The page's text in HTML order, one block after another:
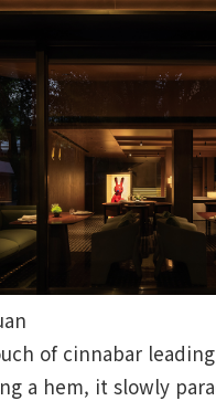
of cinnabar
a hem, it slowly